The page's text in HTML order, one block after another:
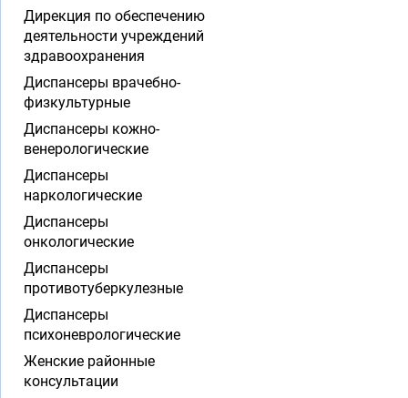
Дирекция по обеспечению
деятельности учреждений
здравоохранения
Диспансеры врачебно-
физкультурные
Диспансеры кожно-
венерологические
Диспансеры
наркологические
Диспансеры
онкологические
Диспансеры
противотуберкулезные
Диспансеры
психоневрологические
Женские районные
консультации